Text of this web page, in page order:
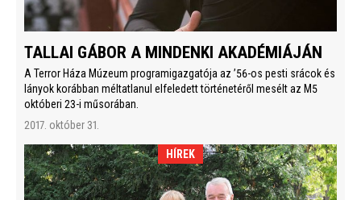
TALLAI GÁBOR A MINDENKI AKADÉMIÁJÁN
A Terror Háza Múzeum programigazgatója az ’56-os pesti srácok és
lányok korábban méltatlanul elfeledett történetéről mesélt az M5
októberi 23-i műsorában.
2017. október 31.
HÍREK